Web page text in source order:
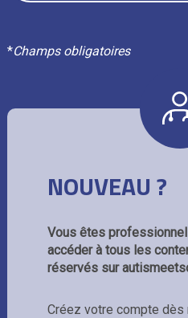
*Champs obligatoires
NOUVEAU ?
Vous êtes
accéder à tous les
réservés sur
Créez votre compte dès